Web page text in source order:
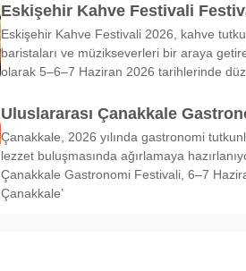
Eskişehir Kahve Festivali
Eskişehir Kahve Festivali 2026, kahve
baristaları ve müzikseverleri bir araya
olarak 5–6–7 Haziran 2026 tarihlerinde
Uluslararası Çanakkale
Çanakkale, 2026 yılında gastronomi
lezzet buluşmasında ağırlamaya
Çanakkale Gastronomi Festivali, 6–7
Çanakkale’